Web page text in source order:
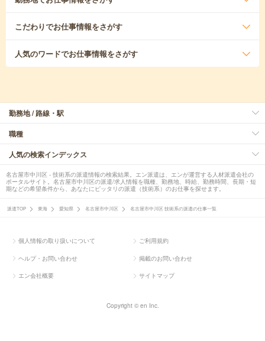
こだわりでお仕事情報をさがす
人気のワードでお仕事情報をさがす
勤務地 / 路線・駅
職種
人気の検索インデックス
名古屋市中川区 - 技術系の派遣情報の検索結果。エン派遣は、エンが運営する人材派遣会社の
ポータルサイト。名古屋市中川区の派遣/求人情報を職種、勤務地、時給、勤務時間、長期・短
期などの希望条件から、あなたにピッタリの派遣（技術系）のお仕事を探せます。
派遣TOP 東海 愛知県 名古屋市中川区 名古屋市中川区 技術系の派遣の仕事一覧
個人情報の取り扱いについて ご利用規約
ヘルプ・お問い合わせ 掲載のお問い合わせ
エン会社概要 サイトマップ
Copyright © en Inc.